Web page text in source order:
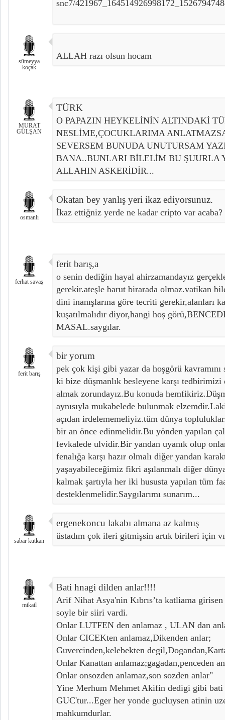
snc7/
sümeyya
koçak
ALLAH razı olsun hocam
MURAT
GÜLŞAN
TÜRK
O PAPAZIN HEYKELİNİN ALTINDAKİ
NESLİME,ÇOCUKLARIMA
SEVERSEM BUNUDA UNUTURSAM
BANA..BUNLARI BİLELİM BU ŞUURLA
ALLAHIN ASKERİDİR...
osmanlı
Okatan bey yanlış yeri ikaz ediyorsunuz.
İkaz ettiğniz yerde ne kadar cripto var acaba?
ferhat savaş
ferit barış,a
o senin dediğin hayal ahirzamandayız
gerekir.ateşle barut birarada olmaz.vatikan
dini inanışlarına göre tecriti gerekir,alanları
kuşatılmalıdır diyor,hangi hoş
MASAL.saygılar.
ferit barış
bir yorum
pek çok kişi gibi yazar da hoşgörü kavramını
ki bize düşmanlık besleyene karşı tedbirimizi
almak zorundayız.Bu konuda
aynısıyla mukabelede bulunmak
açıdan irdelememeliyiz.tüm dünya
bir an önce edinmelidir.Bu yönden yapılan
fevkalede ulvidir.Bir yandan uyanık olup
fenalığa karşı hazır olmalı diğer yandan
yaşayabileceğimiz fikri aşılanmalı diğer
kalmak şartıyla her iki hususta yapılan tüm
desteklenmelidir.Saygılarımı sunarım...
sabar kutkan
ergenekoncu lakabı almana az kalmış
üstadım çok ileri gitmişsin artık birileri için
mikail
Bati hnagi dilden anlar!!!!
Arif Nihat Asya'nin Kıbrıs’ta katliama
soyle bir siiri vardi.
Onlar LUTFEN den anlamaz , ULAN dan
Onlar CICEKten anlamaz,Dikenden anlar;
Guvercinden,kelebekten
Onlar Kanattan anlamaz;gagadan,penceden
Onlar onsozden anlamaz,son sozden anlar"
Yine Merhum Mehmet Akifin dedigi gibi
GUC'tur...Eger her yonde gucluysen atinin
mahkumdurlar.